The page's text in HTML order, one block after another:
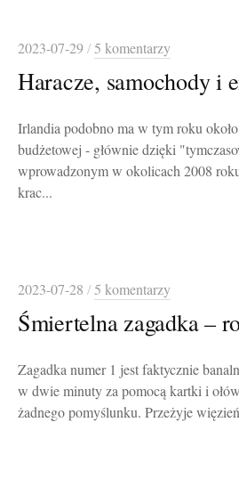
2023-07-29/5 komentarzy
Haracze, samochody i
Irlandia podobno ma w tym roku
budżetowej - głównie dzięki
wprowadzonym w okolicach 2008
krac...
2023-07-28 /5 komentarzy
Śmiertelna zagadka –
Zagadka numer 1 jest faktycznie
w dwie minuty za pomocą kartki i
żadnego pomyślunku. Przeżyje